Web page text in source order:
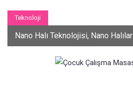
Teknoloji
Nano Halı Teknolojisi, Nano Halılar